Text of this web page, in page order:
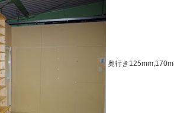
奥行き